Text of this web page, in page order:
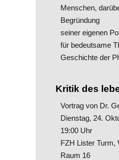
Menschen,
Begründung
seiner eigenen
für bedeutsame
Geschichte der
Kritik des
Vortrag von Dr.
Dienstag, 24.
19:00 Uhr
FZH Lister Turm,
Raum 16